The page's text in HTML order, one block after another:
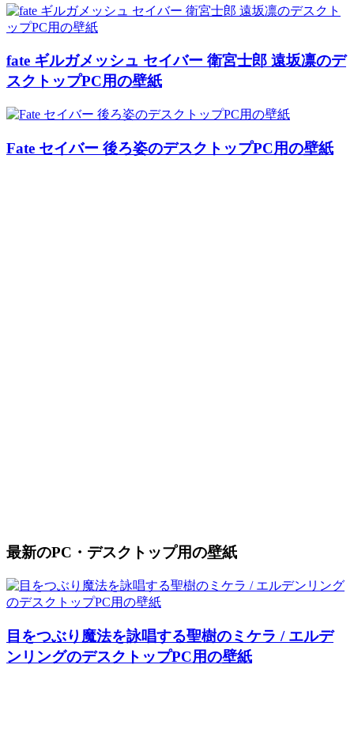
fate ギルガメッシュ セイバー 衛宮士郎 遠坂凛のデ
スクトップPC用の壁紙
Fate セイバー 後ろ姿のデスクトップPC用の壁紙
最新のPC・デスクトップ用の壁紙
目をつぶり魔法を詠唱する聖樹のミケラ / エルデ
ンリングのデスクトップPC用の壁紙